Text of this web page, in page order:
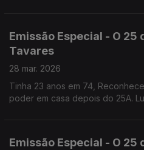
Emissão Especial - O 25
Tavares
28 mar. 2026
Tinha 23 anos em 74,
poder em casa depois do 25A.
Emissão Especial - O 25